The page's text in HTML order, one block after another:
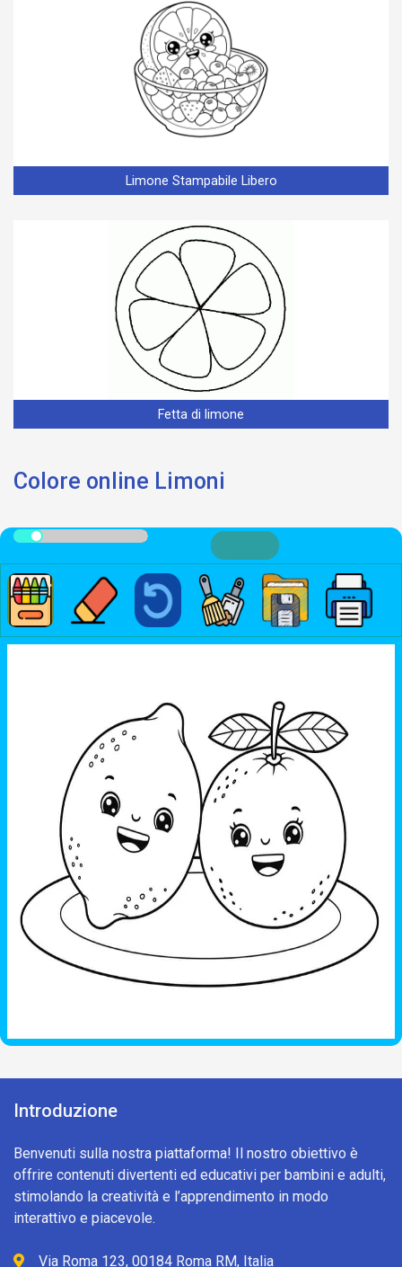
Limone Stampabile Libero
Fetta di limone
Colore online Limoni
Introduzione
Benvenuti sulla nostra piattaforma! Il nostro obiettivo è
offrire contenuti divertenti ed educativi per bambini e adulti,
stimolando la creatività e l’apprendimento in modo
interattivo e piacevole.
Via Roma 123, 00184 Roma RM, Italia